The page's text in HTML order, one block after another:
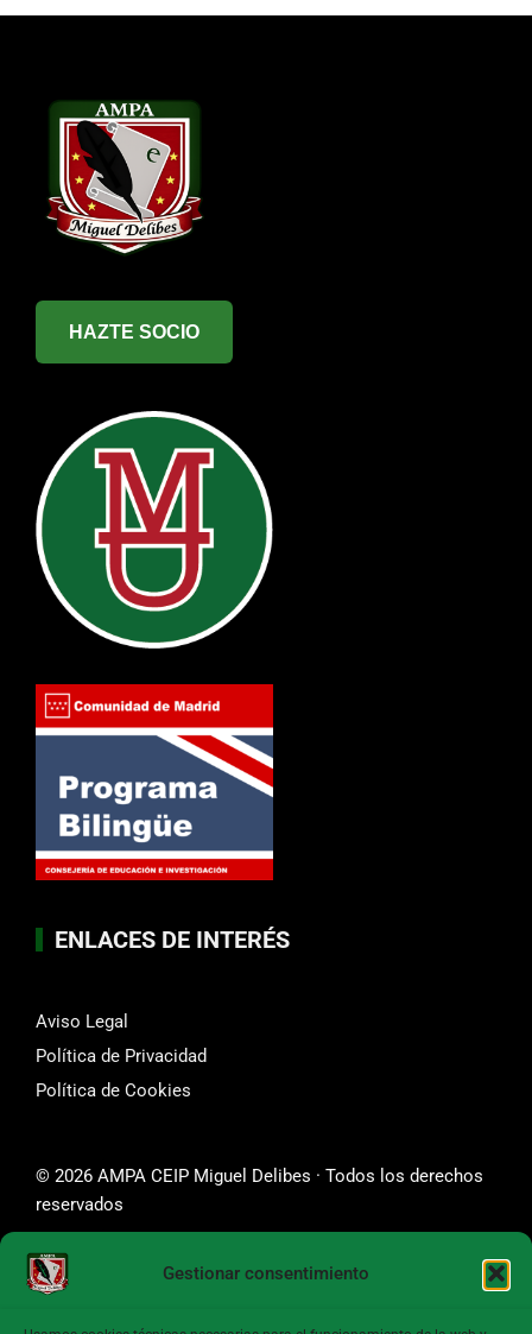
Gestionar consentimiento
HAZTE SOCIO
ENLACES DE INTERÉS
Aviso Legal
Política de Privacidad
Política de Cookies
© 2026 AMPA CEIP Miguel Delibes · Todos los derechos
reservados
SÍGUENOS